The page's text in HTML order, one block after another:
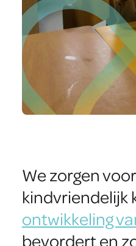
We zorgen
kindvriendelijk
ontwikkeling
bevordert en